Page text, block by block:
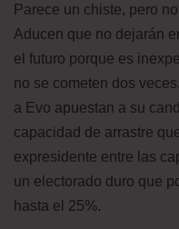
Parece un chiste, pero
Aducen que no dejarán
el futuro porque es
no se cometen dos
a Evo apuestan a su
capacidad de arrastre
expresidente entre las
un electorado duro que
hasta el 25%.